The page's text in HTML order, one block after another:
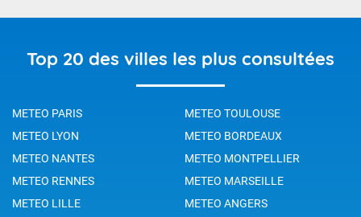
Top 20 des villes les plus consultées
METEO PARIS
METEO TOULOUSE
METEO LYON
METEO BORDEAUX
METEO NANTES
METEO MONTPELLIER
METEO RENNES
METEO MARSEILLE
METEO LILLE
METEO ANGERS